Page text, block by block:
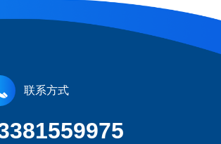
联系方式